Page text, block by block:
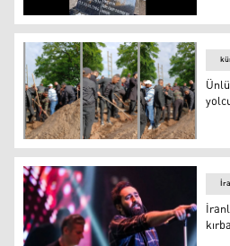
DEM Parti Ağrı Milletvekili
Ünlü Kürt rapçi Xatar son